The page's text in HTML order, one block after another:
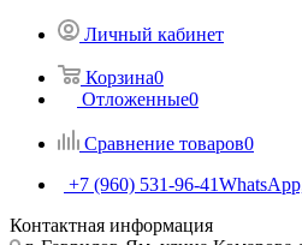
Личный кабинет
Корзина0
Отложенные0
Сравнение товаров0
+7 (960) 531-96-41
Контактная информация